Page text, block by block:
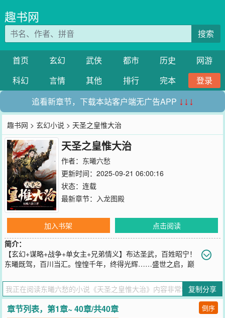
趣书网
搜索
首页 玄幻 武侠 都市 历史
网游
科幻
言情 其他 排行 完本
登录
追看新章节，下载本站客户端无广告APP ↓↓↓
趣书网 >玄幻小说 > 天圣之皇惟大治
天圣之皇惟大治
作者： 东曦六愁
更新时间：2025-09-21 06:00:16
状态：连载
最新章节： 入龙图殿
加入书架
点击阅读
简介：
【玄幻+谋略+战争+单女主+兄弟情义】布达圣武，百姓昭宁！
东曦既驾，百川当汇。惶惶千年，终得光辉……盛世之启，巅
子，帝之长孙。明君?屠戮同族之暴徒?泱泱皇惟三十年……天圣帝国
皇帝次子圣宣广之子圣昭宁，乃是帝室昭字辈第一人，出生自带异
象。得圣帝之宠爱，与太子有着无可调和的矛盾，最终演化为宫廷政
变，圣昭宁亲斩太子，扶父上位，六年后圣宣广让位昭宁，昭宁成为
复制分享
章节列表，第1章~ 40章/共40章 倒序